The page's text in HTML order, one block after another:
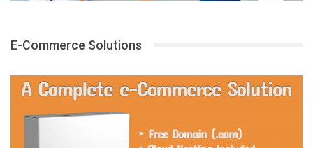
E-Commerce Solutions